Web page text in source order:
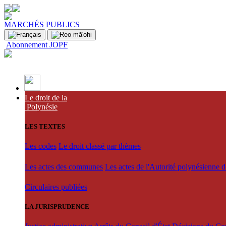
MARCHÉS PUBLICS
Abonnement JOPF
Le droit de la
Polynésie
LES TEXTES
Les codes Le droit classé par thèmes
Les actes des communes Les actes de l'Autorité polynésienne
Circulaires publiées
LA JURISPRUDENCE